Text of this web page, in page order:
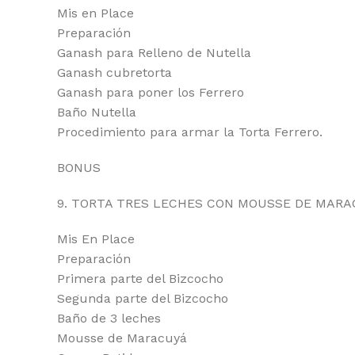
Mis en Place
Preparación
Ganash para Relleno de Nutella
Ganash cubretorta
Ganash para poner los Ferrero
Baño Nutella
Procedimiento para armar la Torta Ferrero.
BONUS
9. TORTA TRES LECHES CON MOUSSE DE
Mis En Place
Preparación
Primera parte del Bizcocho
Segunda parte del Bizcocho
Baño de 3 leches
Mousse de Maracuyá